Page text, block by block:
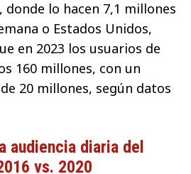
donde lo hacen 7,1 millones
o Estados Unidos,
en 2023 los usuarios de
160 millones, con un
20 millones, según datos